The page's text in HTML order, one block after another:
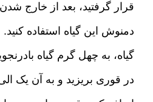
قرار گرفتید، بعد از خارج
دمنوش این گیاه استفاده کنید.
گیاه، به چهل گرم گیاه
در قوری بریزید و به آن یک